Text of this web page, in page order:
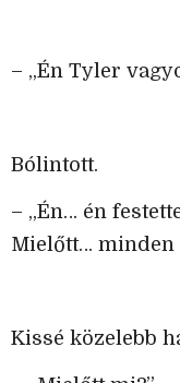
– „Én Tyler
Bólintott.
– „Én… én
Mielőtt… minden
Kissé közelebb